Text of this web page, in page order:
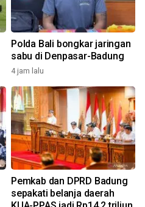
Polda Bali bongkar jaringan
sabu di Denpasar-Badung
4 jam lalu
Pemkab dan DPRD Badung
sepakati belanja daerah